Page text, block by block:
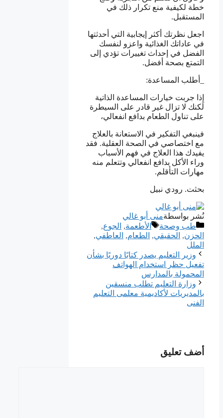
خطة لكيفية منع تكرار ذلك في
المستقبل.
اجعل نظرتك أكثر إيجابية التي أحدثتها
في عاداتك الغذائية واعزو لنفسك
الفضل في إحداث تغييرات تؤدي إلى
التمتع بصحة أفضل.
_أطلب المساعدة:
إِذا جربت خيارات المساعدة الذاتية
لكنك لا تزال غير قادر على السيطرة
على تناول الطعام بدافع انفعالي،
فينبغي التفكير في الاستعانة بالعلاج
مع اختصاصي في الصحة العقلية. فقد
يفيدك هذا العلاج في فهم الأسباب
وراء الأكل بدافع انفعالي وتتعلم منه
مهارات التأقلم.
بحثت. رودي نبيل
نُشر بواسطةمنى أبو غالي
التصنيفات
طب وصحة الوسوم
الأطعمة, الجوع,
ﺍﻟﺤﺰﻥ, الحقيقي, الطعام, العاطفي,
الملل
وزير التعليم يصدر كتابًا دوريًا بشأن
تفعيل حظر استخدام الهواتف
المحمولة بالمدارس
وزارة التعليم تطلب منسقين
بالمديريات لأكاديمية معلمى التعليم
الفنى
أضف تعليق